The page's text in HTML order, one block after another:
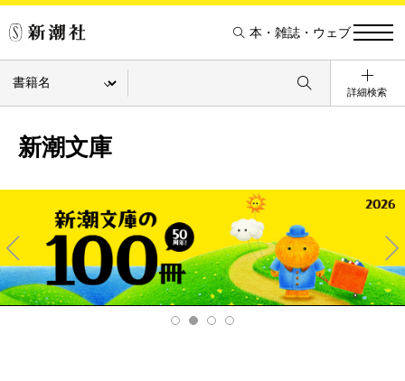
本・雑誌・ウェブ
詳細検索
新潮文庫
Pre
v
Ne
xt